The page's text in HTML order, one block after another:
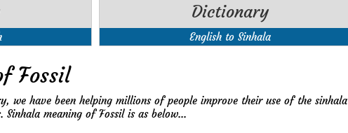
Dictionary
English to Sinhala
Fossil
we have been helping millions of people improve their use of the sinhala
meaning of Fossil is as below...